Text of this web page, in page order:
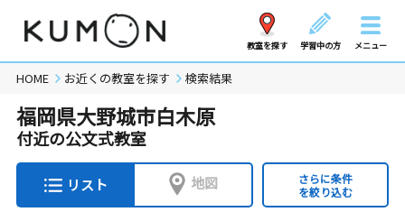
教室を探す 学習中の方 メニュー
HOME お近くの教室を探す 検索結果
福岡県大野城市白木原
付近の公文式教室
リスト 地図
さらに条件
を絞り込む